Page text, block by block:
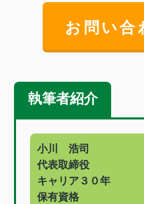
お問い合
執筆者紹介
小川 浩司
代表取締役
キャリア３０年
保有資格